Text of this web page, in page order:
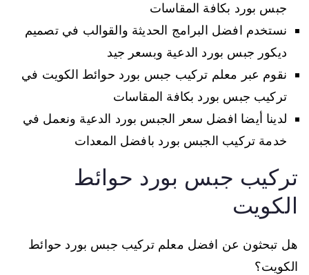
جبس بورد بكافة المقاسات
نستخدم افضل البرامج الحديثة والقوالب في تصميم
ديكور جبس بورد الدعية وبسعر جيد
نقوم عبر معلم تركيب جبس بورد حوائط الكويت في
تركيب جبس بورد بكافة المقاسات
لدينا أيضا افضل سعر الجبس بورد الدعية ونعمل في
خدمة تركيب الجبس بورد بافضل المعدات
تركيب جبس بورد حوائط
الكويت
هل تبحثون عن افضل معلم تركيب جبس بورد حوائط
الكويت؟